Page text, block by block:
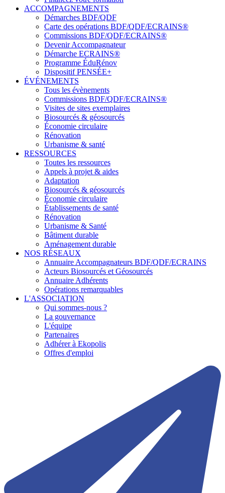
ACCOMPAGNEMENTS
Démarches BDF/QDF
Carte des opérations BDF/QDF/ECRAINS®
Commissions BDF/QDF/ECRAINS®
Devenir Accompagnateur
Démarche ECRAINS®
Programme ÉduRénov
Dispositif PENSÉE+
ÉVÉNEMENTS
Tous les évènements
Commissions BDF/QDF/ECRAINS®
Visites de sites exemplaires
Biosourcés & géosourcés
Économie circulaire
Rénovation
Urbanisme & santé
RESSOURCES
Toutes les ressources
Appels à projet & aides
Adaptation
Biosourcés & géosourcés
Économie circulaire
Établissements de santé
Rénovation
Urbanisme & Santé
Bâtiment durable
Aménagement durable
NOS RÉSEAUX
Annuaire Accompagnateurs BDF/QDF/ECRAINS
Acteurs Biosourcés et Géosourcés
Annuaire Adhérents
Opérations remarquables
L'ASSOCIATION
Qui sommes-nous ?
La gouvernance
L'équipe
Partenaires
Adhérer à Ekopolis
Offres d'emploi